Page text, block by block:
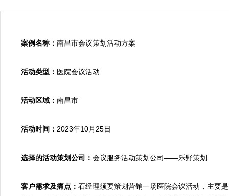
案例名称： 南昌市会议策划活动方案
活动类型： 医院会议活动
活动区域： 南昌市
活动时间： 2023年10月25日
选择的活动策划公司： 会议服务活动策划公司——乐野策划
客户需求及痛点： 石经理须要策划营销一场医院会议活动，主要